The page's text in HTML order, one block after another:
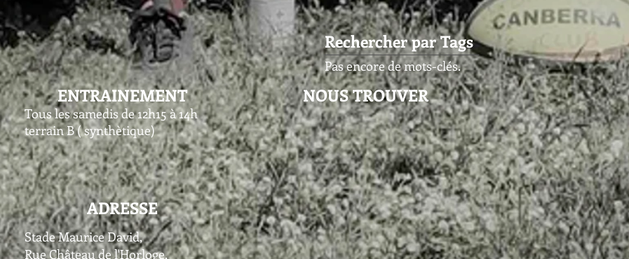
Rechercher par Tags
Pas encore de mots-clés.
ENTRAINEMENT
Tous les samedis de 12h15 à 14h
terrain B ( synthètique)
ADRESSE
Stade Maurice David,
Rue Château de l'Horloge,
NOUS TROUVER